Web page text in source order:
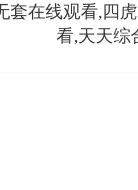
套在线观看,四
看,天天综